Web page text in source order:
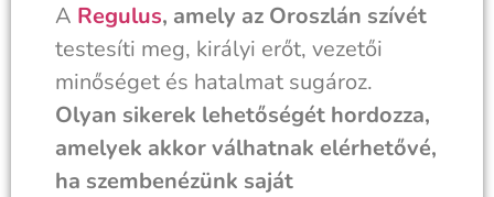
A Regulus, amely az Oroszlán szívét
testesíti meg, királyi erőt, vezetői
minőséget és hatalmat sugároz.
Olyan sikerek lehetőségét hordozza,
amelyek akkor válhatnak elérhetővé,
ha szembenézünk saját